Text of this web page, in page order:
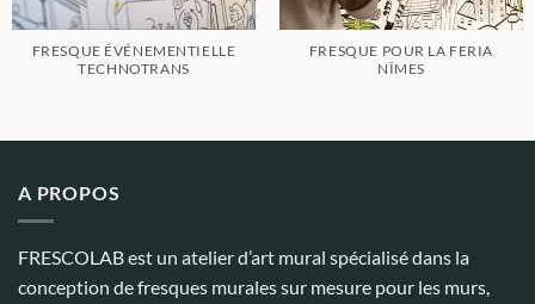
FRESQUE ÉVÉNEMENTIELLE
TECHNOTRANS
FRESQUE POUR LA FERIA
NÎMES
A PROPOS
FRESCOLAB est un atelier d’art mural spécialisé dans la
conception de fresques murales sur mesure pour les murs,